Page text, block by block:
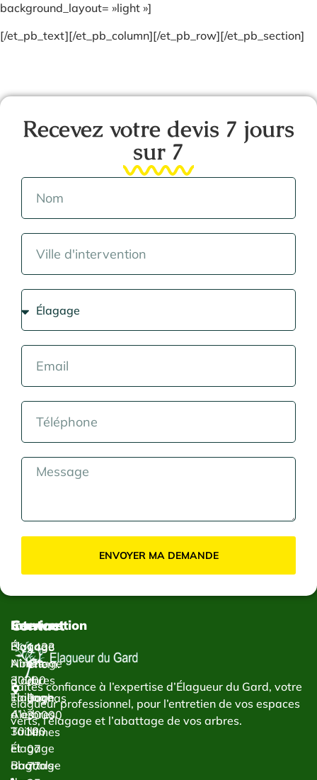
background_layout= »light »]
[/et_pb_text][/et_pb_column][/et_pb_row][/et_pb_section]
Recevez votre devis 7 jours
sur 7
ENVOYER MA DEMANDE
Faites confiance à l’expertise d’Élagueur du Gard, votre
élagueur professionnel, pour l’entretien de vos espaces
verts, l’élagage et l’abattage de vos arbres.
Services
Élagage
Abattage
d’arbres
Taillage
d’arbres
Taille
et
abattage
Intervention
Élagage
Nîmes
30000
Élagage
Alès
30100
Élagage
Bagnols-
Contact
1433
Chem.
du
Bachas
30000
Nîmes
07
77